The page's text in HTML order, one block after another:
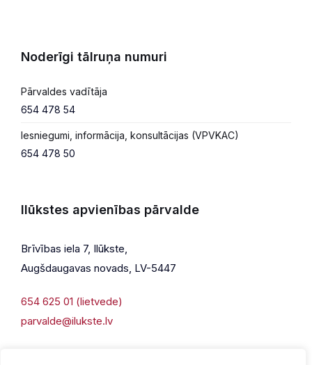
Noderīgi tālruņa numuri
Pārvaldes vadītāja
654 478 54
Iesniegumi, informācija, konsultācijas (VPVKAC)
654 478 50
Ilūkstes apvienības pārvalde
Brīvības iela 7, Ilūkste,
Augšdaugavas novads, LV-5447
654 625 01 (lietvede)
parvalde@ilukste.lv